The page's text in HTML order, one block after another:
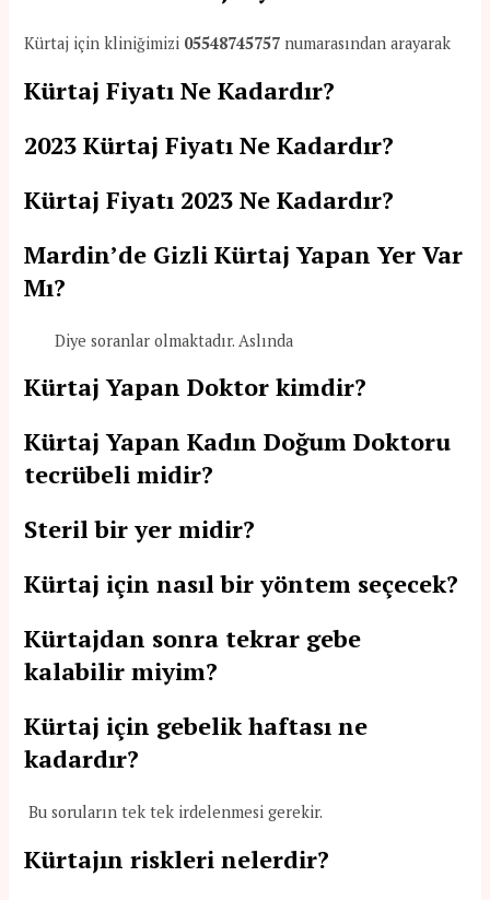
Kürtaj için kliniğimizi 05548745757 numarasından arayarak
Kürtaj Fiyatı Ne Kadardır?
2023 Kürtaj Fiyatı Ne Kadardır?
Kürtaj Fiyatı 2023 Ne Kadardır?
Mardin’de Gizli Kürtaj Yapan Yer Var
Mı?
Diye soranlar olmaktadır. Aslında
Kürtaj Yapan Doktor kimdir?
Kürtaj Yapan Kadın Doğum Doktoru
tecrübeli midir?
Steril bir yer midir?
Kürtaj için nasıl bir yöntem seçecek?
Kürtajdan sonra tekrar gebe
kalabilir miyim?
Kürtaj için gebelik haftası ne
kadardır?
Bu soruların tek tek irdelenmesi gerekir.
Kürtajın riskleri nelerdir?